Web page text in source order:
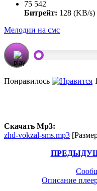
75 542
Битрейт: 128 (KB/s)
Мелодии на смс
Понравилось
Скачать Mp3:
zhd-vokzal-sms.mp3
Описание